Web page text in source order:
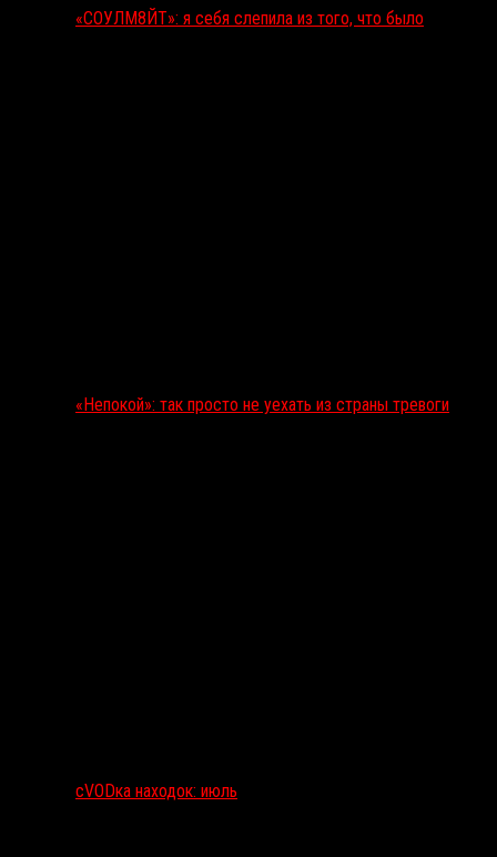
«СОУЛМ8ЙТ»: я себя слепила из того, что было
«Непокой»: так просто не уехать из страны тревоги
сVODка находок: июль